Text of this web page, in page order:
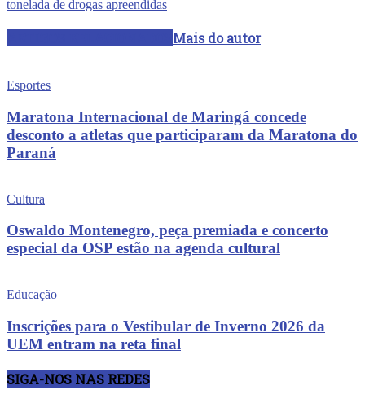
tonelada de drogas apreendidas
Mais do autor
Esportes
Maratona Internacional de Maringá concede
desconto a atletas que participaram da Maratona do
Paraná
Cultura
Oswaldo Montenegro, peça premiada e concerto
especial da OSP estão na agenda cultural
Educação
Inscrições para o Vestibular de Inverno 2026 da
UEM entram na reta final
SIGA-NOS NAS REDES